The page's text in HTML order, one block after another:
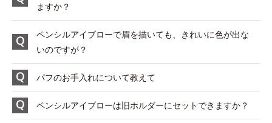
ますか？
ペンシルアイブローで眉を描いても、きれいに色が出な
いのですが？
パフのお手入れについて教えて
ペンシルアイブローは旧ホルダーにセットできますか？